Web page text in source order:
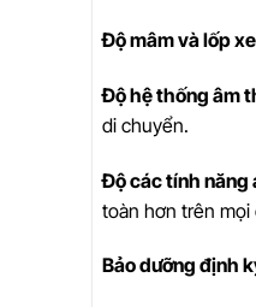
Độ mâm và lốp xe
Độ hệ thống âm
di chuyển.
Độ các tính năng
toàn hơn trên
Bảo dưỡng định